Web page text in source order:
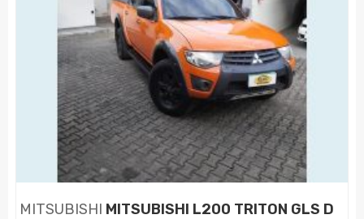
MITSUBISHI MITSUBISHI L200 TRITON GLS D